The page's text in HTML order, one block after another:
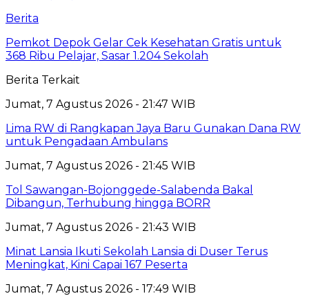
Berita
Pemkot Depok Gelar Cek Kesehatan Gratis untuk
368 Ribu Pelajar, Sasar 1.204 Sekolah
Berita Terkait
Jumat, 7 Agustus 2026 - 21:47 WIB
Lima RW di Rangkapan Jaya Baru Gunakan Dana RW
untuk Pengadaan Ambulans
Jumat, 7 Agustus 2026 - 21:45 WIB
Tol Sawangan-Bojonggede-Salabenda Bakal
Dibangun, Terhubung hingga BORR
Jumat, 7 Agustus 2026 - 21:43 WIB
Minat Lansia Ikuti Sekolah Lansia di Duser Terus
Meningkat, Kini Capai 167 Peserta
Jumat, 7 Agustus 2026 - 17:49 WIB